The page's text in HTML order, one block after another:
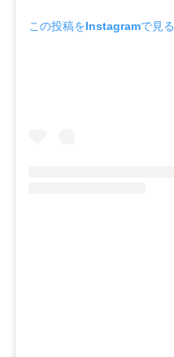
この投稿をInstagramで見る